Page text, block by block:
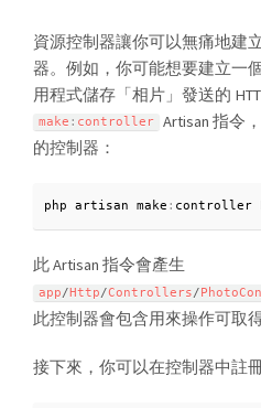
資源控制器讓你可以無痛地建
器。例如，你可能想要建立一
用程式儲存「相片」發送的
make : controller
Artisan 指令
的控制器：
php artisan make : controller
此 Artisan 指令會產生
app/Http/Controllers/
此控制器會包含用來操作可取
接下來，你可以在控制器中註